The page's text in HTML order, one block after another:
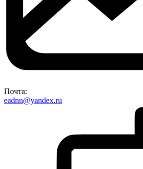
Почта:
eadnn@yandex.ru